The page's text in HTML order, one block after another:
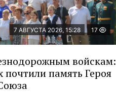
7 АВГУСТА 2026, 15:28 17
войскам:
память Героя